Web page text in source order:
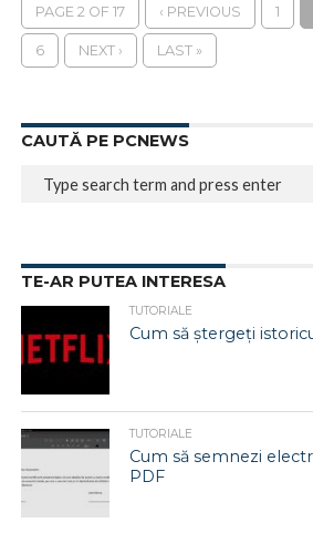
PAGE 2 OF 17 ‹ PREVIOUS 1
6 NEXT › LAST »
CAUTĂ PE PCNEWS
TE-AR PUTEA INTERESA
TUTORIALE
Cum să ștergeți
TUTORIALE
Cum să semnezi
PDF